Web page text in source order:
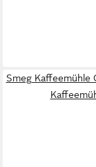
Smeg Kaffeemühle